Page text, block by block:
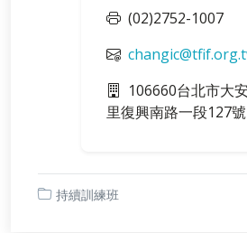
(02)2752-1007
106660台北市大
里復興南路一段127
持續訓練班